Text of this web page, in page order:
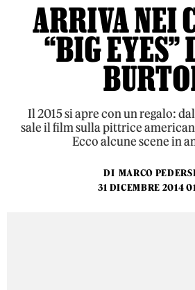
ARRIVA NEI
“BIG
Il 2015 si apre con un regalo:
sale il film sulla pittrice
Ecco alcune scene in
DI MARCO
31 DICEMBRE 2014